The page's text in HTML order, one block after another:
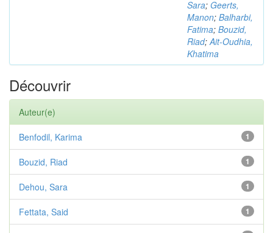
Sara; Geerts,
Manon; Balharbi,
Fatima; Bouzid,
Riad;Ait-Oudhia,
Khatima
Découvrir
Auteur(e)
1
Benfodil, Karima
1
Bouzid, Riad
1
Dehou, Sara
1
Fettata, Said